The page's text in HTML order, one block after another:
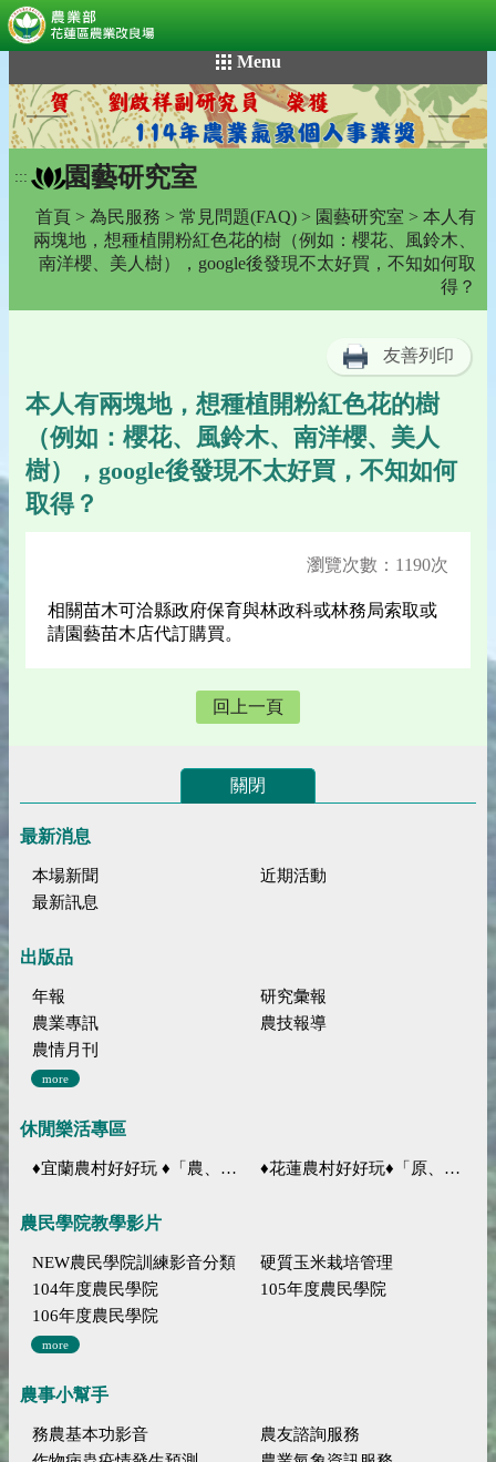
到
主
要
內
容
Menu
::: 園藝研究室
首頁 > 為民服務 > 常見問題(FAQ) > 園藝研究室 > 本人有
兩塊地，想種植開粉紅色花的樹（例如：櫻花、風鈴木、
南洋櫻、美人樹），google後發現不太好買，不知如何取
得？
友善列印
本人有兩塊地，想種植開粉紅色花的樹
（例如：櫻花、風鈴木、南洋櫻、美人
樹），google後發現不太好買，不知如何
取得？
瀏覽次數：1190次
相關苗木可洽縣政府保育與林政科或林務局索取或
請園藝苗木店代訂購買。
回上一頁
關閉
最新消息
本場新聞
近期活動
最新訊息
出版品
年報
研究彙報
農業專訊
農技報導
農情月刊
more
休閒樂活專區
♦宜蘭農村好好玩 ♦「農、藝、山、水」四條遊程推薦 ♦花蓮農村好好玩♦「原、生、慢、活」四條遊程推薦
農民學院教學影片
NEW農民學院訓練影音分類
硬質玉米栽培管理
104年度農民學院
105年度農民學院
106年度農民學院
more
農事小幫手
務農基本功影音
農友諮詢服務